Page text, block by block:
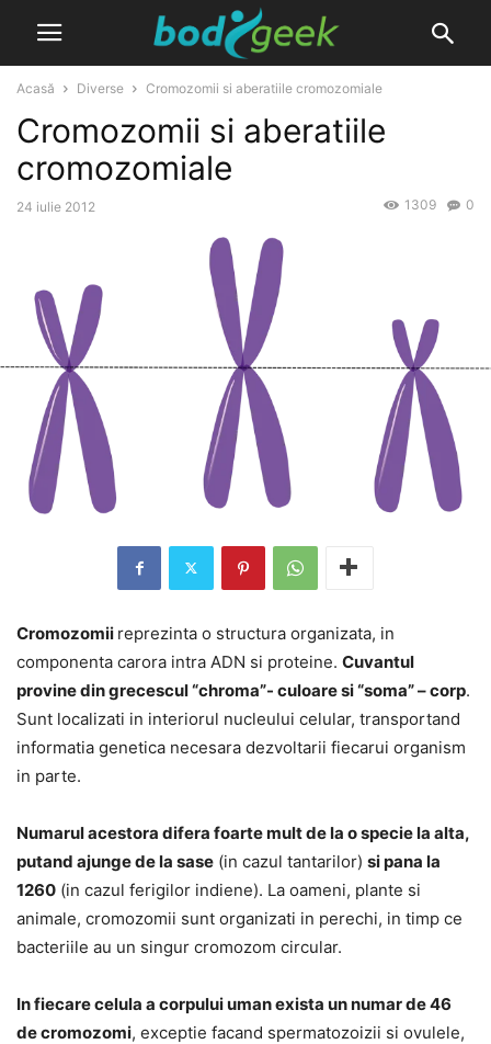
Acasă Diverse Cromozomii si aberatiile cromozomiale
Cromozomii si aberatiile
cromozomiale
24 iulie 2012 0
1309
Cromozomii reprezinta o structura organizata, in
componenta carora intra ADN si proteine. Cuvantul
provine din grecescul “chroma”- culoare si “soma” – corp.
Sunt localizati in interiorul nucleului celular, transportand
informatia genetica necesara dezvoltarii fiecarui organism
in parte.
Numarul acestora difera foarte mult de la o specie la alta,
putand ajunge de la sase (in cazul tantarilor) si pana la
1260 (in cazul ferigilor indiene). La oameni, plante si
animale, cromozomii sunt organizati in perechi, in timp ce
bacteriile au un singur cromozom circular.
In fiecare celula a corpului uman exista un numar de 46
de cromozomi, exceptie facand spermatozoizii si ovulele,